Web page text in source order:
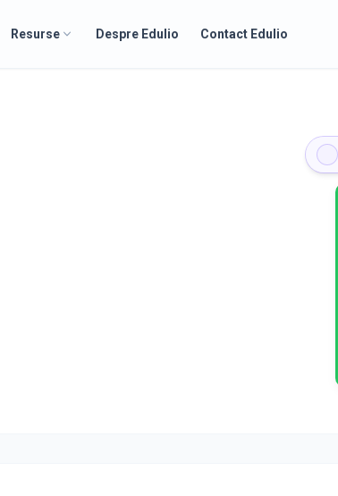
Resurse Despre Edulio Contact Edulio